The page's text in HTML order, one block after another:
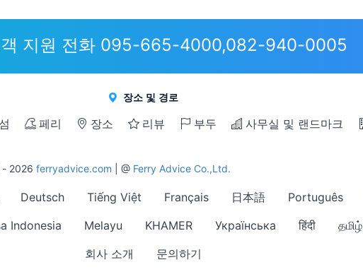
지원 전화 095-665-4000,082-940-0005
장소 및 경로
섬 페리 장소 리뷰 부두 사무실 및 랜드마크
2026 ferryadvice.com | @ Ferry Advice Co.,Ltd.
Deutsch Tiếng Việt Français 日本語 Português
Indonesia Melayu KHAMER Українська हिंदी தமிழ்
회사 소개
문의하기